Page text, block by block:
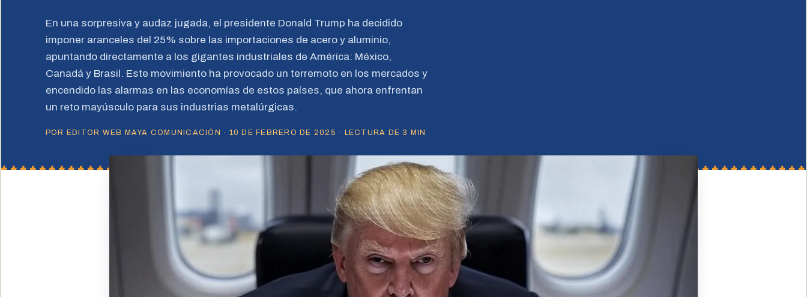
En una sorpresiva y audaz jugada, el presidente Donald Trump ha decidido
imponer aranceles del 25% sobre las importaciones de acero y aluminio,
apuntando directamente a los gigantes industriales de América: México,
Canadá y Brasil. Este movimiento ha provocado un terremoto en los mercados y
encendido las alarmas en las economías de estos países, que ahora enfrentan
un reto mayúsculo para sus industrias metalúrgicas.
POR EDITOR WEB MAYA COMUNICACIÓN · 10 DE FEBRERO DE 2025 · LECTURA DE 3 MIN